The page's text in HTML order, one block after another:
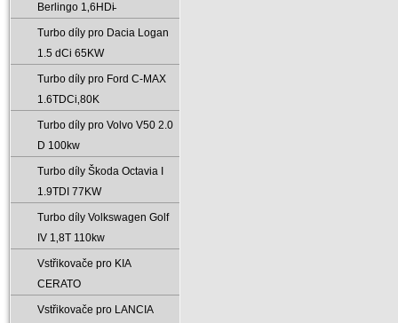
Berlingo 1‚6HDi̵
Turbo díly pro Dacia Logan
1.5 dCi 65KW
Turbo díly pro Ford C-MAX
1.6TDCi‚80K
Turbo díly pro Volvo V50 2.0
D 100kw
Turbo díly Škoda Octavia I
1.9TDI 77KW
Turbo díly Volkswagen Golf
IV 1‚8T 110kw
Vstřikovače pro KIA
CERATO
Vstřikovače pro LANCIA